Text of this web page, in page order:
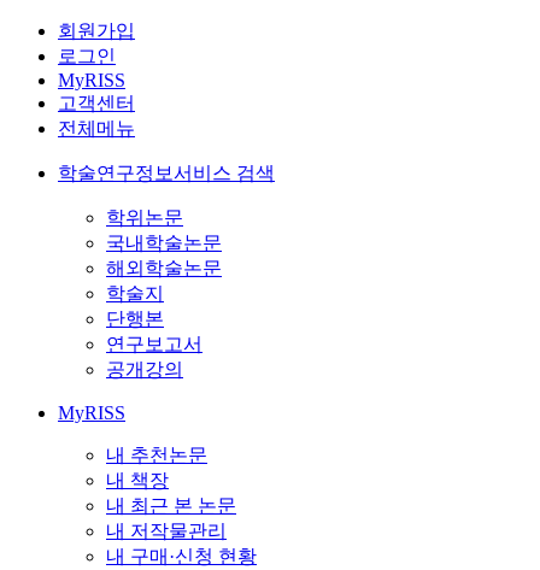
회원가입
로그인
MyRISS
고객센터
전체메뉴
학술연구정보서비스 검색
학위논문
국내학술논문
해외학술논문
학술지
단행본
연구보고서
공개강의
MyRISS
내 추천논문
내 책장
내 최근 본 논문
내 저작물관리
내 구매·신청 현황